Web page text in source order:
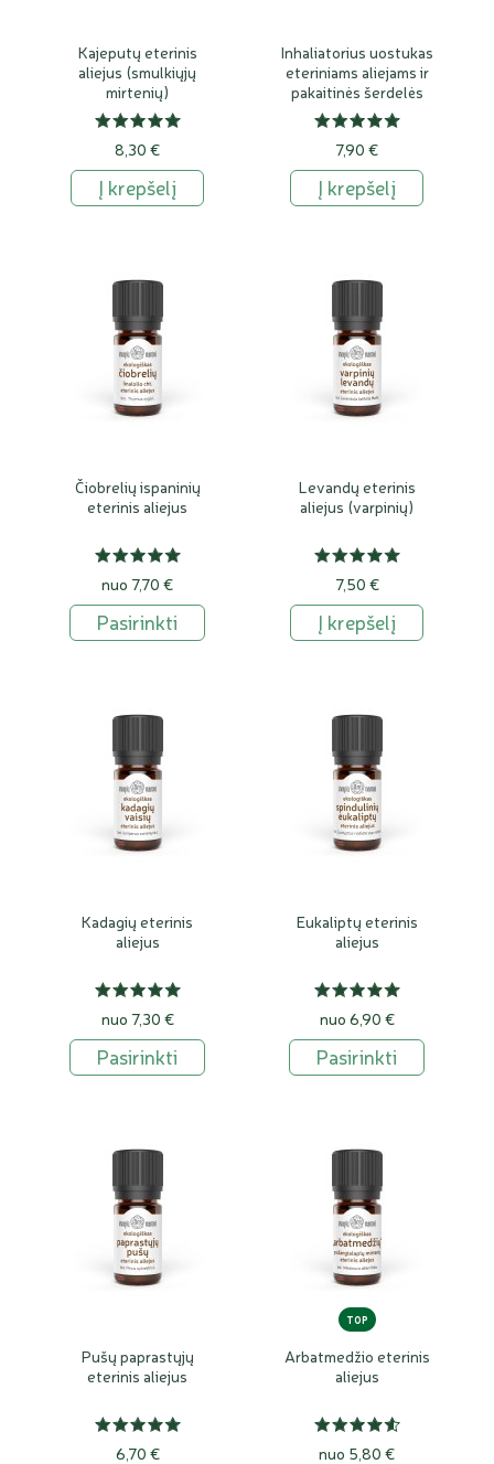
Kajeputų eterinis
aliejus (smulkiųjų
mirtenių)
8,30 €
Į krepšelį
Inhaliatorius uostukas
eteriniams aliejams ir
pakaitinės šerdelės
7,90 €
Į krepšelį
Čiobrelių ispaninių
eterinis aliejus
nuo 7,70 €
Pasirinkti
Levandų eterinis
aliejus (varpinių)
7,50 €
Į krepšelį
Kadagių eterinis
aliejus
nuo 7,30 €
Pasirinkti
Eukaliptų eterinis
aliejus
nuo 6,90 €
Pasirinkti
Pušų paprastųjų
eterinis aliejus
6,70 €
TOP
Arbatmedžio eterinis
aliejus
nuo 5,80 €